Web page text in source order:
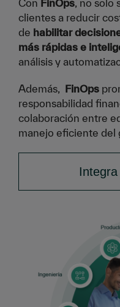
Con FinOps, no solo
clientes a reducir
de habilitar
más rápidas e
análisis y
Además, FinOps
responsabilidad
colaboración entre
manejo eficiente del